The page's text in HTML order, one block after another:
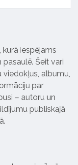
kurā iespējams
Šeit vari
albumu,
par
– autoru un
publiskajā